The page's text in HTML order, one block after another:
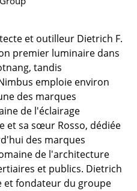
et outilleur Dietrich F.
premier luminaire dans
tandis
emploie environ
des marques
de l'éclairage
et sa sœur Rosso, dédiée
des marques
de l'architecture
et publics. Dietrich
et fondateur du groupe